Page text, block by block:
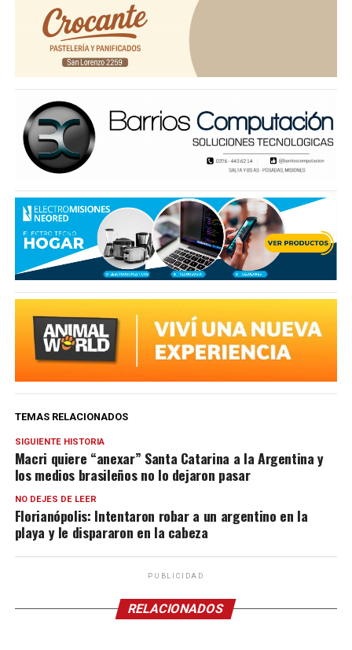
TEMAS RELACIONADOS
SIGUIENTE HISTORIA
Macri quiere “anexar” Santa Catarina a la Argentina y
los medios brasileños no lo dejaron pasar
NO DEJES DE LEER
Florianópolis: Intentaron robar a un argentino en la
playa y le dispararon en la cabeza
PUBLICIDAD
RELACIONADOS